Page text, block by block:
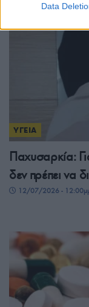
Data
ΥΓΕΙΑ
Παχυσαρκία:
δεν πρέπει να
12/07/2026 -